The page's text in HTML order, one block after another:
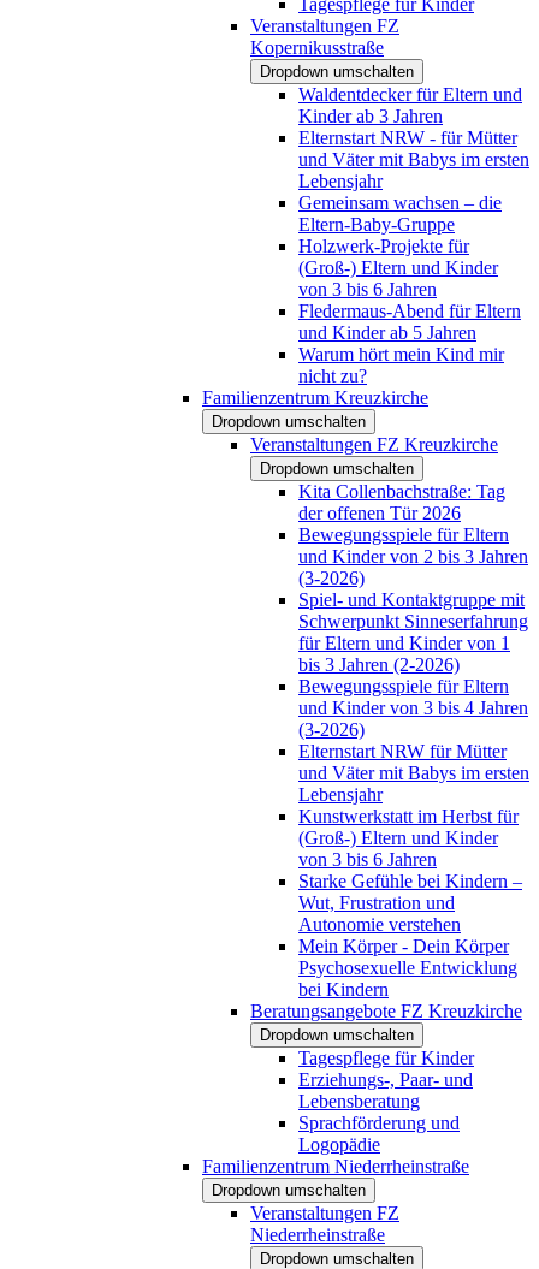
Veranstaltungen FZ
Kopernikusstraße
Dropdown umschalten
Waldentdecker für Eltern und
Kinder ab 3 Jahren
Elternstart NRW - für Mütter
und Väter mit Babys im ersten
Lebensjahr
Gemeinsam wachsen – die
Eltern-Baby-Gruppe
Holzwerk-Projekte für
(Groß-) Eltern und Kinder
von 3 bis 6 Jahren
Fledermaus-Abend für Eltern
und Kinder ab 5 Jahren
Warum hört mein Kind mir
nicht zu?
Familienzentrum Kreuzkirche
Dropdown umschalten
Veranstaltungen FZ Kreuzkirche
Dropdown umschalten
Kita Collenbachstraße: Tag
der offenen Tür 2026
Bewegungsspiele für Eltern
und Kinder von 2 bis 3 Jahren
(3-2026)
Spiel- und Kontaktgruppe mit
Schwerpunkt Sinneserfahrung
für Eltern und Kinder von 1
bis 3 Jahren (2-2026)
Bewegungsspiele für Eltern
und Kinder von 3 bis 4 Jahren
(3-2026)
Elternstart NRW für Mütter
und Väter mit Babys im ersten
Lebensjahr
Kunstwerkstatt im Herbst für
(Groß-) Eltern und Kinder
von 3 bis 6 Jahren
Starke Gefühle bei Kindern –
Wut, Frustration und
Autonomie verstehen
Mein Körper - Dein Körper
Psychosexuelle Entwicklung
bei Kindern
Beratungsangebote FZ Kreuzkirche
Dropdown umschalten
Tagespflege für Kinder
Erziehungs-, Paar- und
Lebensberatung
Sprachförderung und
Logopädie
Familienzentrum Niederrheinstraße
Dropdown umschalten
Veranstaltungen FZ
Niederrheinstraße
Dropdown umschalten